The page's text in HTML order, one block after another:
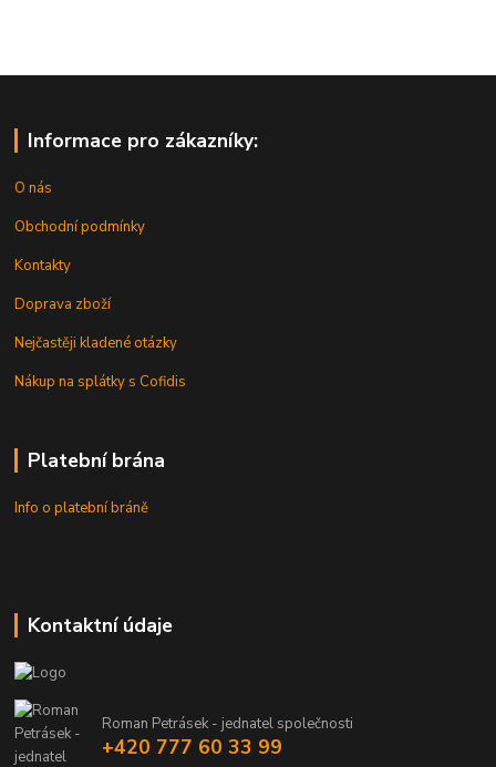
Informace pro zákazníky:
O nás
Obchodní podmínky
Kontakty
Doprava zboží
Nejčastěji kladené otázky
Nákup na splátky s Cofidis
Platební brána
Info o platební bráně
Kontaktní údaje
Roman Petrásek - jednatel společnosti
+420 777 60 33 99